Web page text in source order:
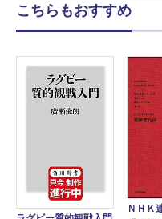
こちらもおすすめ
ＮＨＫ